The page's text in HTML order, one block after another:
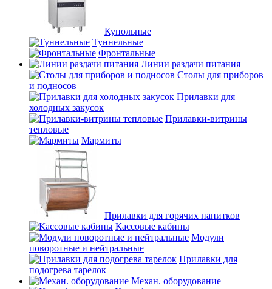
Купольные
Туннельные
Фронтальные
Линии раздачи питания
Столы для приборов
и подносов
Прилавки для
холодных закусок
Прилавки-витрины
тепловые
Мармиты
Прилавки для горячих напитков
Кассовые кабины
Модули
поворотные и нейтральные
Прилавки для
подогрева тарелок
Механ. оборудование